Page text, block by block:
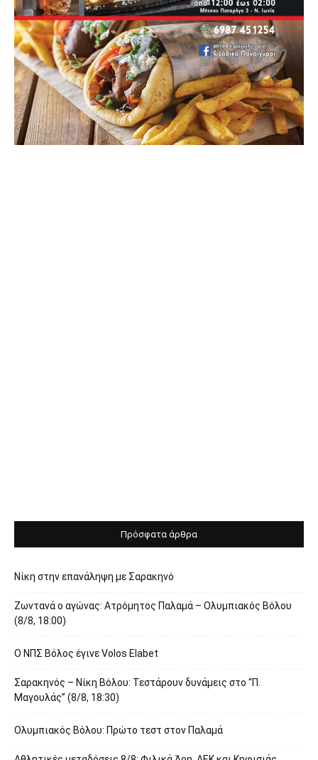
Πρόσφατα άρθρα
Νίκη στην επανάληψη με Σαρακηνό
Ζωντανά ο αγώνας: Ατρόμητος Παλαμά – Ολυμπιακός Βόλου
(8/8, 18:00)
O ΝΠΣ Βόλος έγινε Volos Elabet
Σαρακηνός – Νίκη Βόλου: Τεστάρουν δυνάμεις στο “Π.
Μαγουλάς” (8/8, 18:30)
Ολυμπιακός Βόλου: Πρώτο τεστ στον Παλαμά